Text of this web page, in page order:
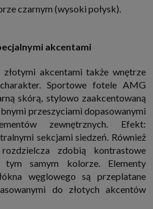
czarnym (wysoki połysk).
akcentami
akcentami także wnętrze
Sportowe fotele AMG
skórą, stylowo zaakcentowaną
przeszyciami dopasowanymi
zewnętrznych. Efekt:
sekcjami siedzeń. Również
zdobią kontrastowe
samym kolorze. Elementy
węglowego są przeplatane
do złotych akcentów